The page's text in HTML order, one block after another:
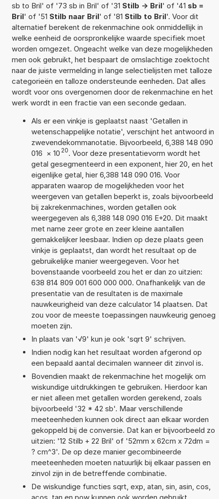
sb to Bril' of '73 sb in Bril' of '31 Stilb -> Bril' of '41 sb =
Bril' of '51 Stilb naar Bril' of '81 Stilb to Bril'. Voor dit
alternatief berekent de rekenmachine ook onmiddellijk in
welke eenheid de oorspronkelijke waarde specifiek moet
worden omgezet. Ongeacht welke van deze mogelijkheden
men ook gebruikt, het bespaart de omslachtige zoektocht
naar de juiste vermelding in lange selectielijsten met talloze
categorieën en talloze ondersteunde eenheden. Dat alles
wordt voor ons overgenomen door de rekenmachine en het
werk wordt in een fractie van een seconde gedaan.
Als er een vinkje is geplaatst naast 'Getallen in
wetenschappelijke notatie', verschijnt het antwoord in
zwevendekommanotatie. Bijvoorbeeld, 6,388 148 090
016 × 10 20. Voor deze presentatievorm wordt het
getal gesegmenteerd in een exponent, hier 20, en het
eigenlijke getal, hier 6,388 148 090 016. Voor
apparaten waarop de mogelijkheden voor het
weergeven van getallen beperkt is, zoals bijvoorbeeld
bij zakrekenmachines, worden getallen ook
weergegeven als 6,388 148 090 016 E+20. Dit maakt
met name zeer grote en zeer kleine aantallen
gemakkelijker leesbaar. Indien op deze plaats geen
vinkje is geplaatst, dan wordt het resultaat op de
gebruikelijke manier weergegeven. Voor het
bovenstaande voorbeeld zou het er dan zo uitzien:
638 814 809 001 600 000 000. Onafhankelijk van de
presentatie van de resultaten is de maximale
nauwkeurigheid van deze calculator 14 plaatsen. Dat
zou voor de meeste toepassingen nauwkeurig genoeg
moeten zijn.
In plaats van '√9' kun je ook 'sqrt 9' schrijven.
Indien nodig kan het resultaat worden afgerond op
een bepaald aantal decimalen wanneer dit zinvol is.
Bovendien maakt de rekenmachine het mogelijk om
wiskundige uitdrukkingen te gebruiken. Hierdoor kan
er niet alleen met getallen worden gerekend, zoals
bijvoorbeeld '32 * 42 sb'. Maar verschillende
meeteenheden kunnen ook direct aan elkaar worden
gekoppeld bij de conversie. Dat kan er bijvoorbeeld zo
uitzien: '12 Stilb + 22 Bril' of '52mm x 62cm x 72dm =
? cm^3'. De op deze manier gecombineerde
meeteenheden moeten natuurlijk bij elkaar passen en
zinvol zijn in de betreffende combinatie.
De wiskundige functies sqrt, exp, atan, sin, asin, cos,
acos, tan en pow kunnen ook worden gebruikt.